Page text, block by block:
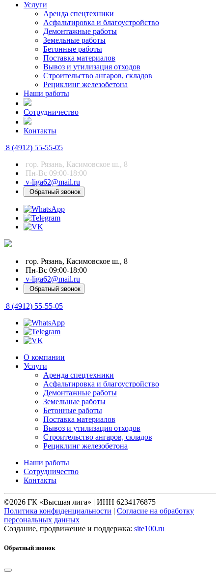
Услуги
Аренда спецтехники
Асфальтировка и благоустройство
Демонтажные работы
Земельные работы
Бетонные работы
Поставка материалов
Вывоз и утилизация отходов
Строительство ангаров, складов
Рециклинг железобетона
Наши работы
Сотрудничество
Контакты
8 (4912) 55-55-05
гор. Рязань, Касимовское ш., 8
Пн-Вс 09:00-18:00
v-liga62@mail.ru
Обратный звонок
гор. Рязань, Касимовское ш., 8
Пн-Вс 09:00-18:00
v-liga62@mail.ru
Обратный звонок
8 (4912) 55-55-05
О компании
Услуги
Аренда спецтехники
Асфальтировка и благоустройство
Демонтажные работы
Земельные работы
Бетонные работы
Поставка материалов
Вывоз и утилизация отходов
Строительство ангаров, складов
Рециклинг железобетона
Наши работы
Сотрудничество
Контакты
©2026 ГК «Высшая лига» | ИНН 6234176875
Политика конфиденциальности | Согласие на обработку
персональных данных
Создание, продвижение и поддержка: site100.ru
Обратный звонок